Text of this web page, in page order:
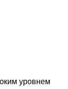
уровнем